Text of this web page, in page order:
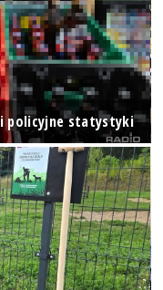
policyjne statystyki